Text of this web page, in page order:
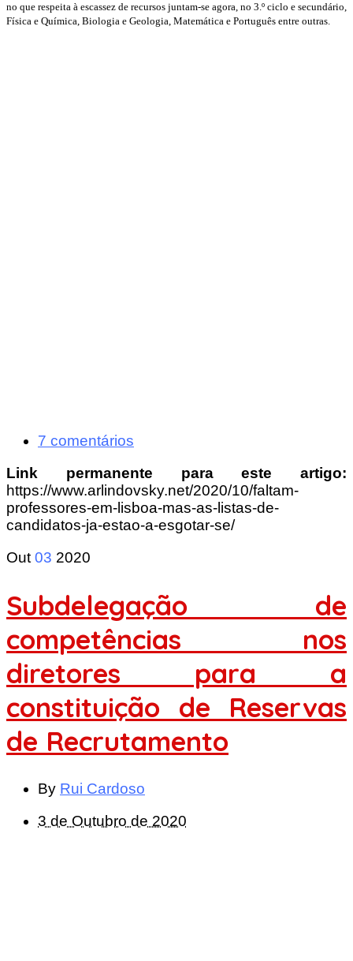
no que respeita à escassez de recursos juntam-se agora, no 3.º ciclo e secundário,
Física e Química, Biologia e Geologia, Matemática e Português entre outras.
7 comentários
Link permanente para este artigo:
https://www.arlindovsky.net/2020/10/faltam-
professores-em-lisboa-mas-as-listas-de-
candidatos-ja-estao-a-esgotar-se/
Out 03 2020
Subdelegação de
competências nos
diretores para a
constituição de Reservas
de Recrutamento
By Rui Cardoso
3 de Outubro de 2020